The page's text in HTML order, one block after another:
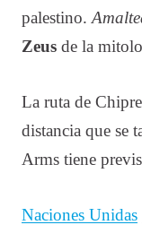
palestino.
Zeus de la
La ruta de
distancia que se
Arms tiene
Naciones Unidas